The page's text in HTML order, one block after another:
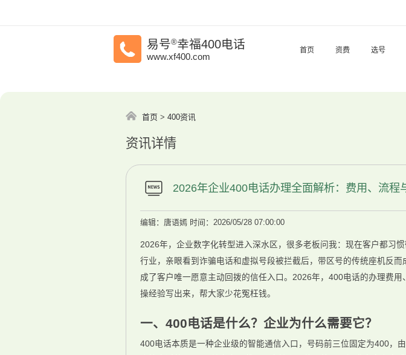
易号®幸福400电话
www.xf400.com
首页 资费 选号
首页 >400资讯
资讯详情
2026年企业400电话办理全面解析：费用、流程
编辑：唐语嫣 时间：2026/05/28 07:00:00
2026年，企业数字化转型进入深水区，很多老板问我：现在客户都习
行业，亲眼看到诈骗电话和虚拟号段被拦截后，带区号的传统座机反
成了客户唯一愿意主动回拨的信任入口。2026年，400电话的办理费
操经验写出来，帮大家少花冤枉钱。
一、400电话是什么？企业为什么需要它？
400电话本质是一种企业级的智能通信入口，号码前三位固定为400，